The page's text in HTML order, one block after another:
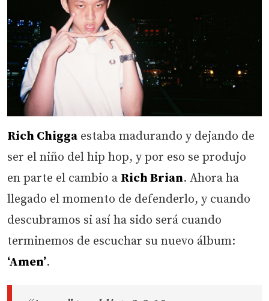
Rich Chigga estaba madurando y dejando de
ser el niño del hip hop, y por eso se produjo
en parte el cambio a Rich Brian. Ahora ha
llegado el momento de defenderlo, y cuando
descubramos si así ha sido será cuando
terminemos de escuchar su nuevo álbum:
‘Amen’.